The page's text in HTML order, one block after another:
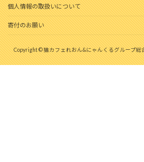
個人情報の取扱いについて
寄付のお願い
Copyright © 猫カフェれおん&にゃんくるグループ総